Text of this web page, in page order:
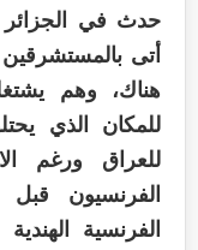
حدث في
أتى
هناك، وهم
للمكان الذي
للعراق ورغم
الفرنسيون
الفرنسية